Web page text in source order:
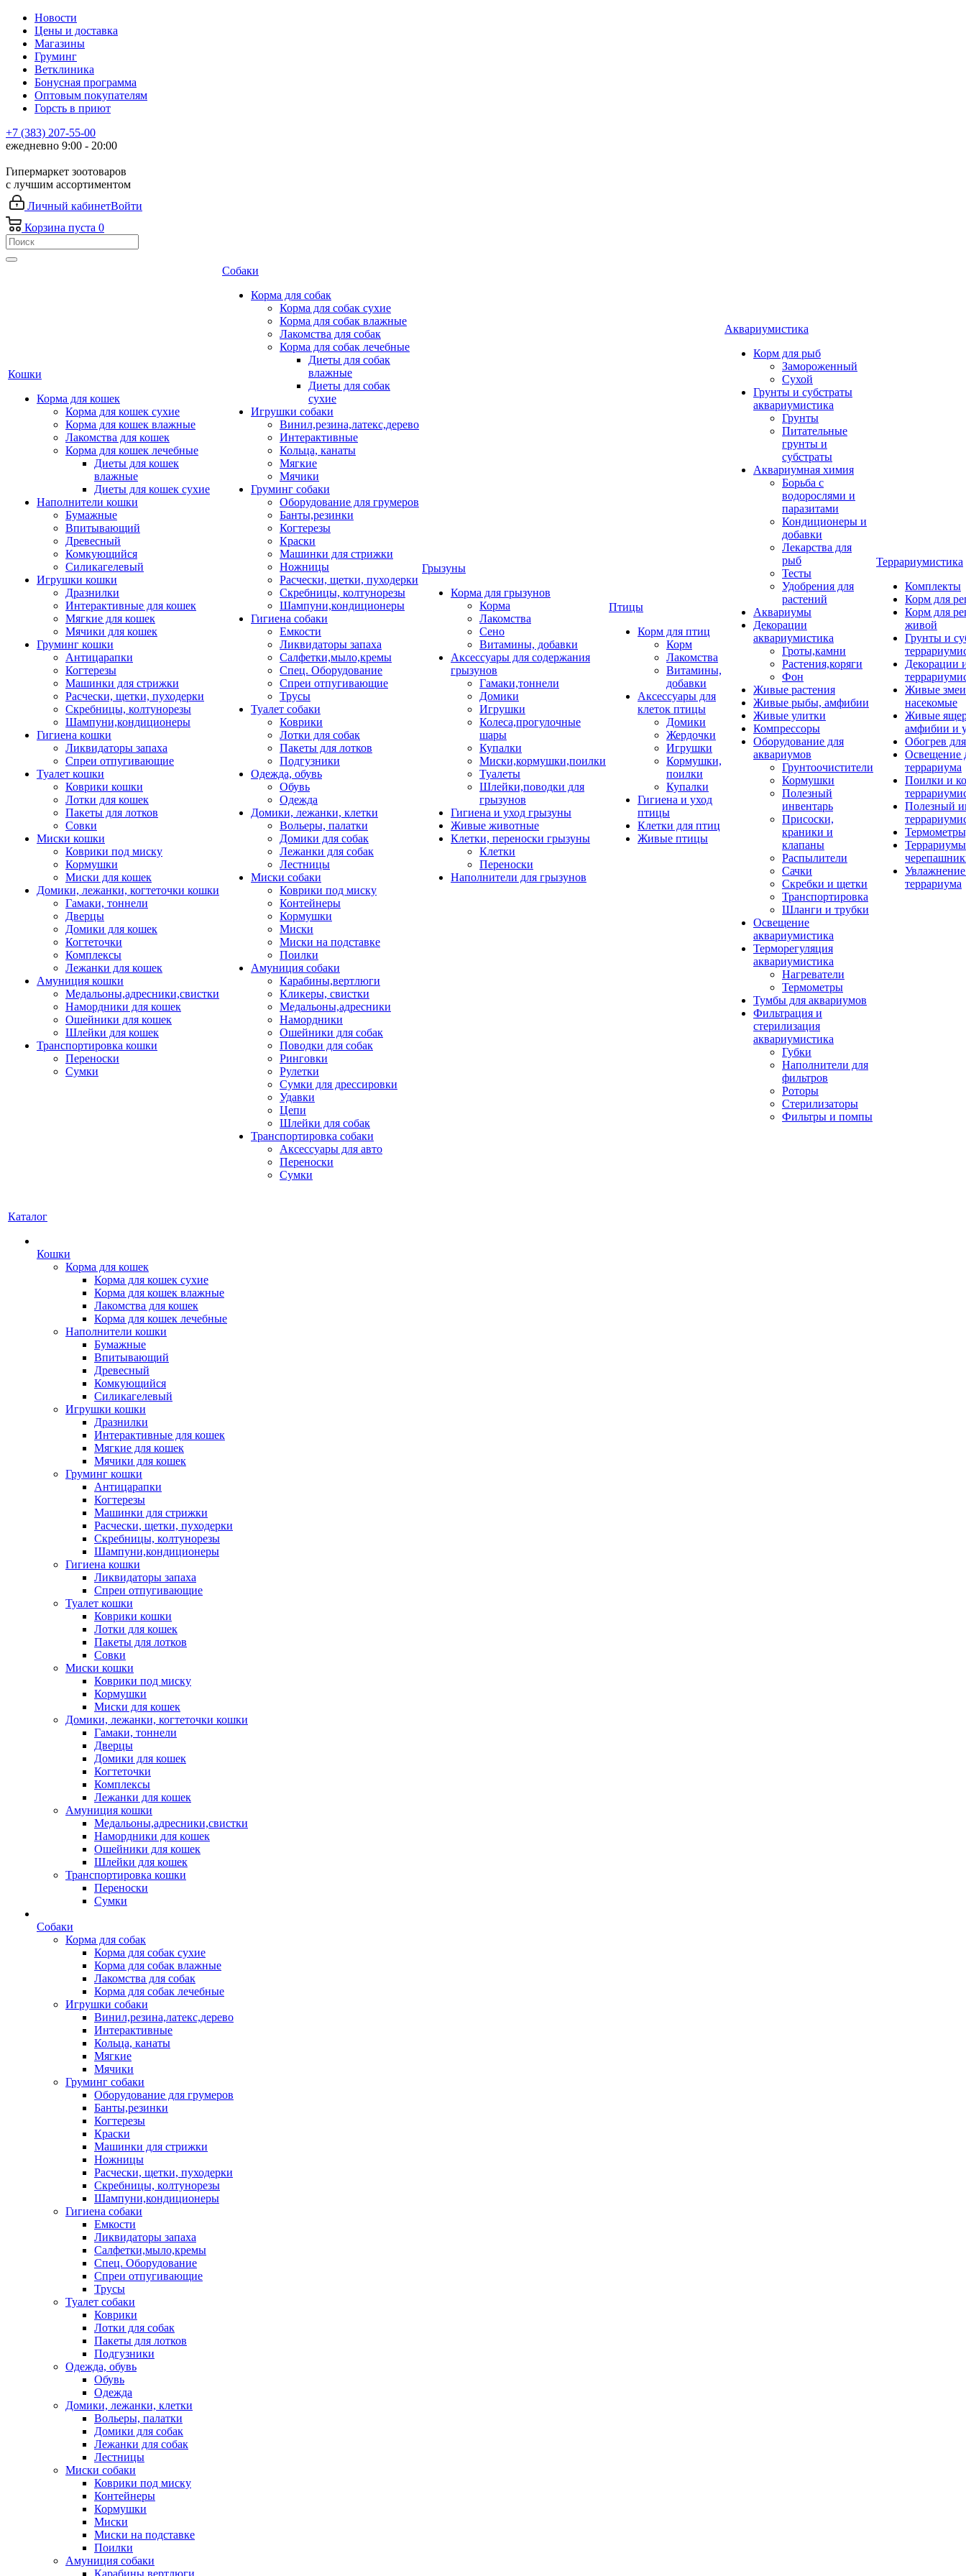
Новости
Цены и доставка
Магазины
Груминг
Ветклиника
Бонусная программа
Оптовым покупателям
Горсть в приют
+7 (383) 207-55-00
ежедневно 9:00 - 20:00
Гипермаркет зоотоваров
с лучшим ассортиментом
Личный кабинетВойти
Корзина пуста 0
Кошки
Корма для кошек
Корма для кошек сухие
Корма для кошек влажные
Лакомства для кошек
Корма для кошек лечебные
Диеты для кошек
влажные
Диеты для кошек сухие
Наполнители кошки
Бумажные
Впитывающий
Древесный
Комкующийся
Силикагелевый
Игрушки кошки
Дразнилки
Интерактивные для кошек
Мягкие для кошек
Мячики для кошек
Груминг кошки
Антицарапки
Когтерезы
Машинки для стрижки
Расчески, щетки, пуходерки
Скребницы, колтунорезы
Шампуни,кондиционеры
Гигиена кошки
Ликвидаторы запаха
Спреи отпугивающие
Туалет кошки
Коврики кошки
Лотки для кошек
Пакеты для лотков
Совки
Миски кошки
Коврики под миску
Кормушки
Миски для кошек
Домики, лежанки, когтеточки кошки
Гамаки, тоннели
Дверцы
Домики для кошек
Когтеточки
Комплексы
Лежанки для кошек
Амуниция кошки
Медальоны,адресники,свистки
Намордники для кошек
Ошейники для кошек
Шлейки для кошек
Транспортировка кошки
Переноски
Сумки
Собаки
Корма для собак
Корма для собак сухие
Корма для собак влажные
Лакомства для собак
Корма для собак лечебные
Диеты для собак
влажные
Диеты для собак
сухие
Игрушки собаки
Винил,резина,латекс,дерево
Интерактивные
Кольца, канаты
Мягкие
Мячики
Груминг собаки
Оборудование для грумеров
Банты,резинки
Когтерезы
Краски
Машинки для стрижки
Ножницы
Расчески, щетки, пуходерки
Скребницы, колтунорезы
Шампуни,кондиционеры
Гигиена собаки
Емкости
Ликвидаторы запаха
Салфетки,мыло,кремы
Спец. Оборудование
Спреи отпугивающие
Трусы
Туалет собаки
Коврики
Лотки для собак
Пакеты для лотков
Подгузники
Одежда, обувь
Обувь
Одежда
Домики, лежанки, клетки
Вольеры, палатки
Домики для собак
Лежанки для собак
Лестницы
Миски собаки
Коврики под миску
Контейнеры
Кормушки
Миски
Миски на подставке
Поилки
Амуниция собаки
Карабины,вертлюги
Кликеры, свистки
Медальоны,адресники
Намордники
Ошейники для собак
Поводки для собак
Ринговки
Рулетки
Сумки для дрессировки
Удавки
Цепи
Шлейки для собак
Транспортировка собаки
Аксессуары для авто
Переноски
Сумки
Грызуны
Корма для грызунов
Корма
Лакомства
Сено
Витамины, добавки
Аксессуары для содержания
грызунов
Гамаки,тоннели
Домики
Игрушки
Колеса,прогулочные
шары
Купалки
Миски,кормушки,поилки
Туалеты
Шлейки,поводки для
грызунов
Гигиена и уход грызуны
Живые животные
Клетки, переноски грызуны
Клетки
Переноски
Наполнители для грызунов
Птицы
Корм для птиц
Корм
Лакомства
Витамины,
добавки
Аксессуары для
клеток птицы
Домики
Жердочки
Игрушки
Кормушки,
поилки
Купалки
Гигиена и уход
птицы
Клетки для птиц
Живые птицы
Аквариумистика
Корм для рыб
Замороженный
Сухой
Грунты и субстраты
аквариумистика
Грунты
Питательные
грунты и
субстраты
Аквариумная химия
Борьба с
водорослями и
паразитами
Кондиционеры и
добавки
Лекарства для
рыб
Тесты
Удобрения для
растений
Аквариумы
Декорации
аквариумистика
Гроты,камни
Растения,коряги
Фон
Живые растения
Живые рыбы, амфибии
Живые улитки
Компрессоры
Оборудование для
аквариумов
Грунтоочистители
Кормушки
Полезный
инвентарь
Присоски,
краники и
клапаны
Распылители
Сачки
Скребки и щетки
Транспортировка
Шланги и трубки
Освещение
аквариумистика
Терморегуляция
аквариумистика
Нагреватели
Термометры
Тумбы для аквариумов
Фильтрация и
стерилизация
аквариумистика
Губки
Наполнители для
фильтров
Роторы
Стерилизаторы
Фильтры и помпы
Террариумистика
Комплекты
Корм для
Корм для
живой
Грунты и
Декорации
Живые
насекомые
Живые
амфибии и
Обогрев
Освещение
террариума
Поилки и
Полезный
террариума
Каталог
Кошки
Корма для кошек
Корма для кошек сухие
Корма для кошек влажные
Лакомства для кошек
Корма для кошек лечебные
Наполнители кошки
Бумажные
Впитывающий
Древесный
Комкующийся
Силикагелевый
Игрушки кошки
Дразнилки
Интерактивные для кошек
Мягкие для кошек
Мячики для кошек
Груминг кошки
Антицарапки
Когтерезы
Машинки для стрижки
Расчески, щетки, пуходерки
Скребницы, колтунорезы
Шампуни,кондиционеры
Гигиена кошки
Ликвидаторы запаха
Спреи отпугивающие
Туалет кошки
Коврики кошки
Лотки для кошек
Пакеты для лотков
Совки
Миски кошки
Коврики под миску
Кормушки
Миски для кошек
Домики, лежанки, когтеточки кошки
Гамаки, тоннели
Дверцы
Домики для кошек
Когтеточки
Комплексы
Лежанки для кошек
Амуниция кошки
Медальоны,адресники,свистки
Намордники для кошек
Ошейники для кошек
Шлейки для кошек
Транспортировка кошки
Переноски
Сумки
Собаки
Корма для собак
Корма для собак сухие
Корма для собак влажные
Лакомства для собак
Корма для собак лечебные
Игрушки собаки
Винил,резина,латекс,дерево
Интерактивные
Кольца, канаты
Мягкие
Мячики
Груминг собаки
Оборудование для грумеров
Банты,резинки
Когтерезы
Краски
Машинки для стрижки
Ножницы
Расчески, щетки, пуходерки
Скребницы, колтунорезы
Шампуни,кондиционеры
Гигиена собаки
Емкости
Ликвидаторы запаха
Салфетки,мыло,кремы
Спец. Оборудование
Спреи отпугивающие
Трусы
Туалет собаки
Коврики
Лотки для собак
Пакеты для лотков
Подгузники
Одежда, обувь
Обувь
Одежда
Домики, лежанки, клетки
Вольеры, палатки
Домики для собак
Лежанки для собак
Лестницы
Миски собаки
Коврики под миску
Контейнеры
Кормушки
Миски
Миски на подставке
Поилки
Амуниция собаки
Карабины,вертлюги